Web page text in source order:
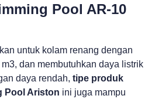
Pool AR‐10
untuk kolam renang dengan
dan membutuhkan daya listrik
daya rendah, tipe produk
Pool Ariston ini juga mampu